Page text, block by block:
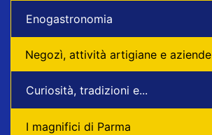
Enogastronomia
Negozì, attività artigiane e aziende
Curiosità, tradizioni e...
I magnifici di Parma